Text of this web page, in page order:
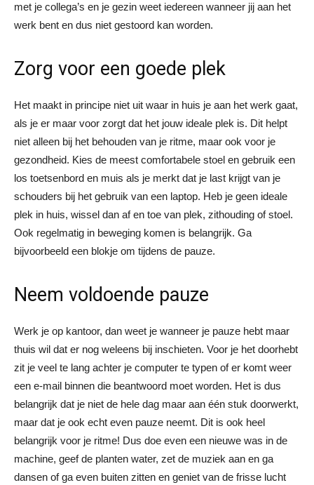
met je collega’s en je gezin weet iedereen wanneer jij aan het
werk bent en dus niet gestoord kan worden.
Zorg voor een goede plek
Het maakt in principe niet uit waar in huis je aan het werk gaat,
als je er maar voor zorgt dat het jouw ideale plek is. Dit helpt
niet alleen bij het behouden van je ritme, maar ook voor je
gezondheid. Kies de meest comfortabele stoel en gebruik een
los toetsenbord en muis als je merkt dat je last krijgt van je
schouders bij het gebruik van een laptop. Heb je geen ideale
plek in huis, wissel dan af en toe van plek, zithouding of stoel.
Ook regelmatig in beweging komen is belangrijk. Ga
bijvoorbeeld een blokje om tijdens de pauze.
Neem voldoende pauze
Werk je op kantoor, dan weet je wanneer je pauze hebt maar
thuis wil dat er nog weleens bij inschieten. Voor je het doorhebt
zit je veel te lang achter je computer te typen of er komt weer
een e-mail binnen die beantwoord moet worden. Het is dus
belangrijk dat je niet de hele dag maar aan één stuk doorwerkt,
maar dat je ook echt even pauze neemt. Dit is ook heel
belangrijk voor je ritme! Dus doe even een nieuwe was in de
machine, geef de planten water, zet de muziek aan en ga
dansen of ga even buiten zitten en geniet van de frisse lucht